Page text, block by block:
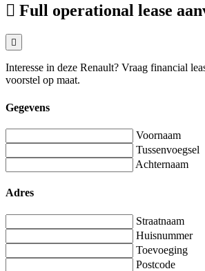
Full operational lease
Interesse in deze Renault? Vraag financial
voorstel op maat.
Gegevens
Voornaam
Tussenvoegsel
Achternaam
Adres
Straatnaam
Huisnummer
Toevoeging
Postcode